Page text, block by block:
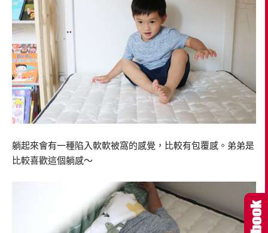
躺起來會有一種陷入軟軟被窩的感覺，比較有包覆感。弟弟是
比較喜歡這個躺感～